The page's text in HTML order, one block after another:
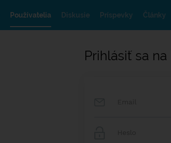
Používatelia Diskusie Príspevky Články
Prihlásiť sa na